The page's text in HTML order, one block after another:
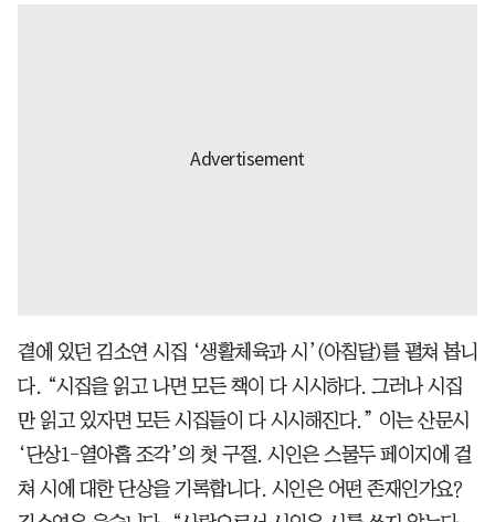
곁에 있던 김소연 시집 ‘생활체육과 시’(아침달)를 펼쳐 봅니
다. “시집을 읽고 나면 모든 책이 다 시시하다. 그러나 시집
만 읽고 있자면 모든 시집들이 다 시시해진다.” 이는 산문시
‘단상1-열아홉 조각’의 첫 구절. 시인은 스물두 페이지에 걸
쳐 시에 대한 단상을 기록합니다. 시인은 어떤 존재인가요?